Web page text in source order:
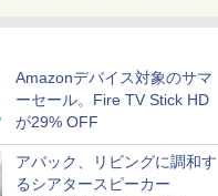
Amazonデバイス対象のサマ
ーセール。Fire TV Stick HD
が29% OFF
アバック、リビングに調和す
るシアタースピーカー